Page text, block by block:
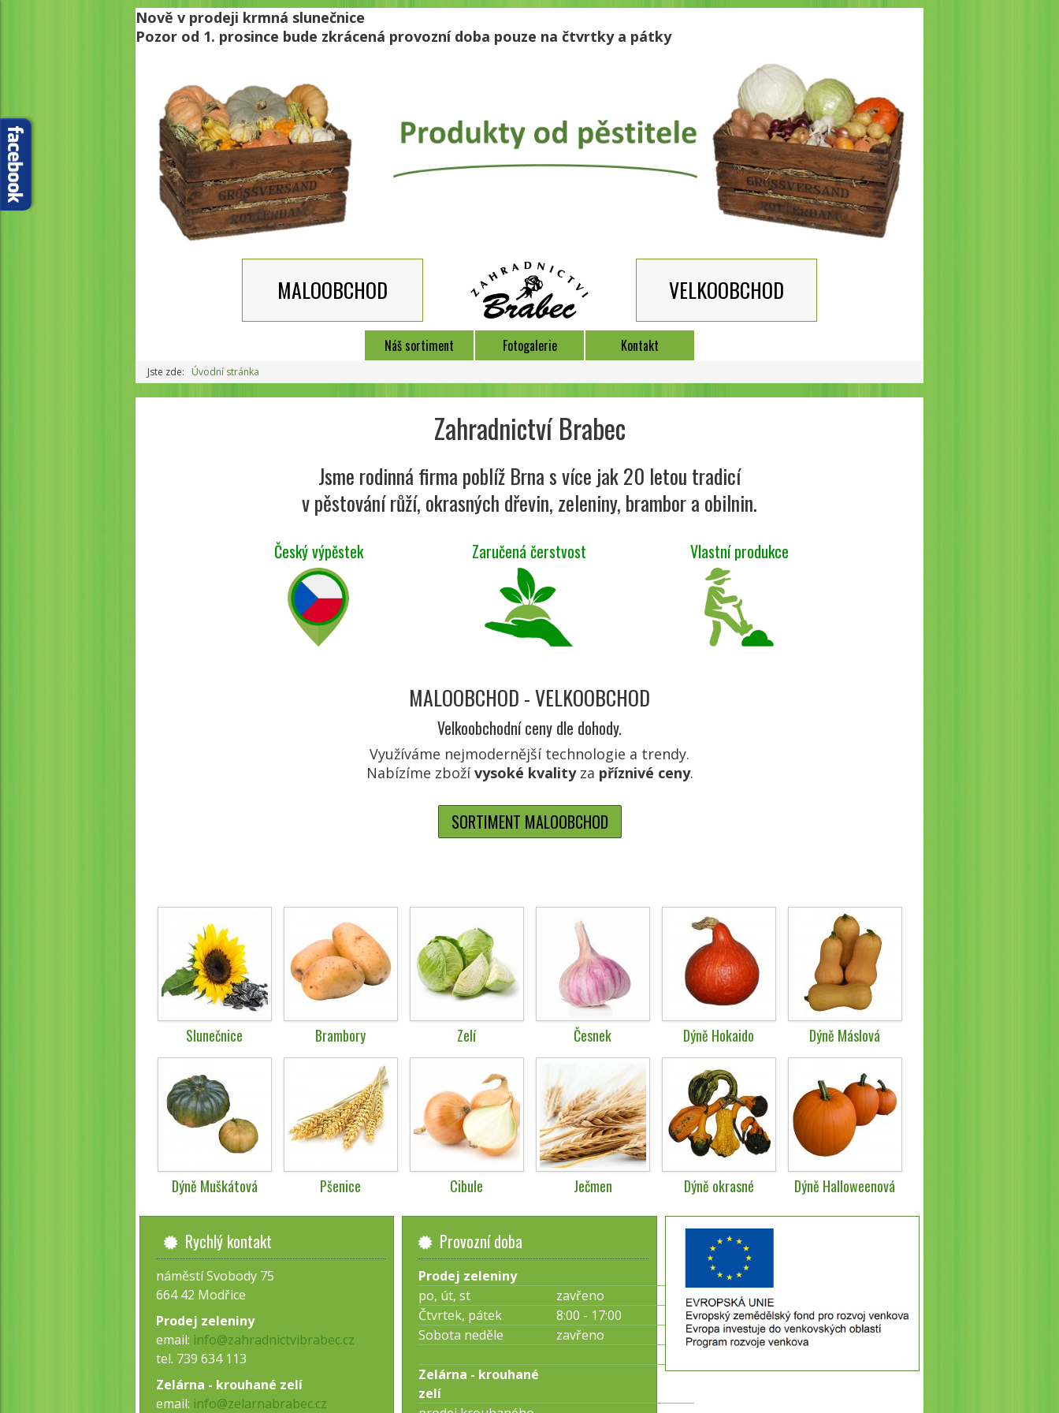
Nově v prodeji krmná slunečnice
Pozor od 1. prosince bude zkrácená provozní doba pouze na čtvrtky a pátky
MALOOBCHOD VELKOOBCHOD
Náš sortiment Fotogalerie Kontakt
Jste zde: Úvodní stránka
Zahradnictví Brabec
Jsme rodinná firma poblíž Brna s více jak 20 letou tradicí
v pěstování růží, okrasných dřevin, zeleniny, brambor a obilnin.
Český výpěstek Zaručená čerstvost Vlastní produkce
MALOOBCHOD - VELKOOBCHOD
Velkoobchodní ceny dle dohody.
Využíváme nejmodernější technologie a trendy.
Nabízíme zbožívysoké kvalityza příznivé ceny.
SORTIMENT MALOOBCHOD
Slunečnice Brambory Zelí Česnek Dýně Hokaido Dýně Máslová
Dýně Muškátová Pšenice Cibule Ječmen Dýně okrasné Dýně Halloweenová
Rychlý kontakt
náměstí Svobody 75
664 42 Modřice
Prodej zeleniny
email: info@zahradnictvibrabec.cz
tel. 739 634 113
Zelárna - krouhané zelí
email: info@zelarnabrabec.cz
Provozní doba
Prodej zeleniny
po, út, st
zavřeno
Čtvrtek, pátek
8:00 - 17:00
Sobota neděle
zavřeno
Zelárna - krouhané
zelí